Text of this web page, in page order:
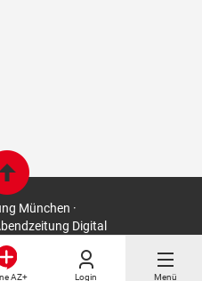
AZ+ Login Menü
München ·
Digital